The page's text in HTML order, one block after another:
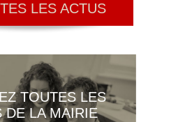
LES ACTUS
TOUTES LES
DE LA MAIRIE